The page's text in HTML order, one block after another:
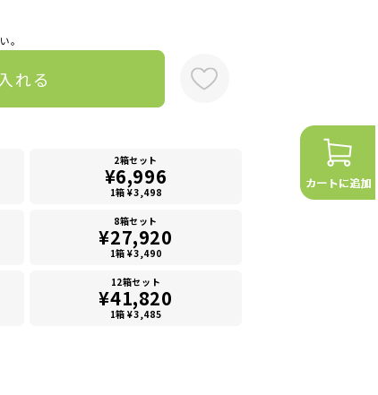
。
れる
2箱セット
¥6,996
1箱 ¥3,498
8箱セット
¥27,920
1箱 ¥3,490
12箱セット
¥41,820
1箱 ¥3,485